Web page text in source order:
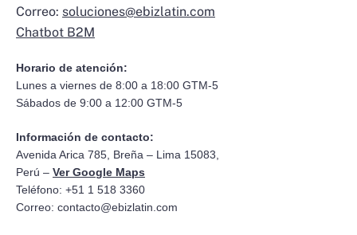
Correo: soluciones@ebizlatin.com
Chatbot B2M
Horario de atención:
Lunes a viernes de 8:00 a 18:00 GTM-5
Sábados de 9:00 a 12:00 GTM-5
Información de contacto:
Avenida Arica 785, Breña – Lima 15083,
Perú – Ver Google Maps
Teléfono: +51 1 518 3360
Correo: contacto@ebizlatin.com